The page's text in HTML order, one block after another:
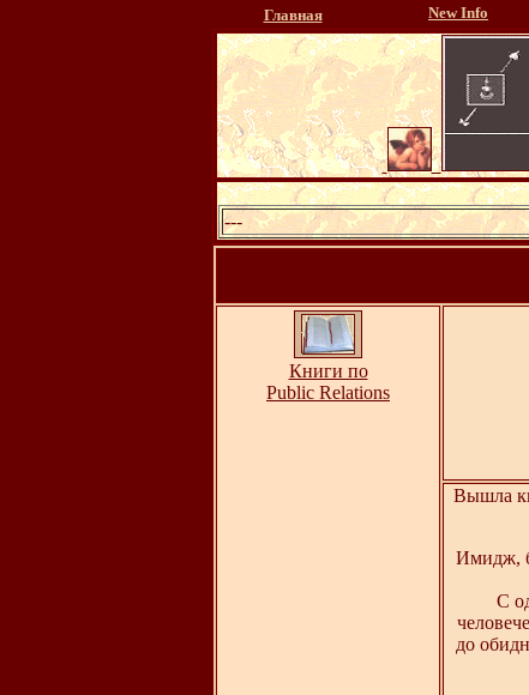
Главная New Info
---
Книги по
Public Relations
Вышла
Имидж,
С
до